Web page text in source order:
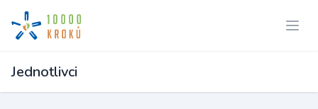
Jednotlivci